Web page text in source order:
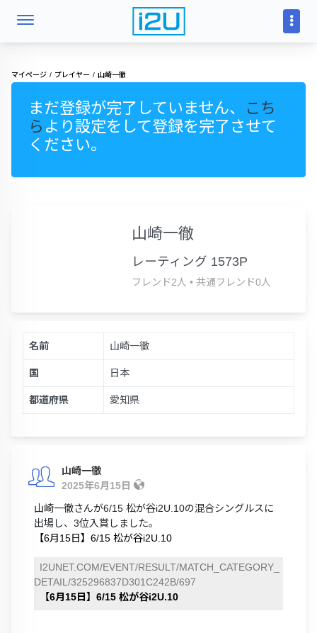
マイページ プレイヤー 山崎一徹
まだ登録が完了していません、
こち
ら より設定をして登録を完了させて
ください。
山崎一徹
レーティング 1573P
フレンド2人 • 共通フレンド0人
名前 山崎一徹
国 日本
都道府県 愛知県
山崎一徹
2025年6月15日
山崎一徹さんが6/15 松が谷i2U.10の混合シングルスに
出場し、3位入賞しました。
【6月15日】6/15 松が谷i2U.10
I2UNET.COM/EVENT/RESULT/MATCH_CATEGORY_
DETAIL/325296837D301C242B/697
【6月15日】6/15 松が谷i2U.10